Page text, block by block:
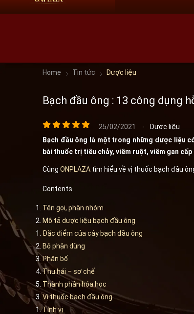
Home Tin tức Dược liệu
Bạch đầu ông : 13 công dụng
25/02/2021 -
Dược liệu
Bạch đầu ông là một trong những dược liệu
bài thuốc trị tiêu chảy, viêm ruột, viêm gan
Cùng ONPLAZA tìm hiểu về vị thuốc bạch đầu
Contents
Tên gọi, phân nhóm
Mô tả dược liệu bạch đầu ông
Đặc điểm của cây bạch đầu ông
Bộ phận dùng
Phân bố
Thu hái – sơ chế
Thành phần hóa học
Vị thuốc bạch đầu ông
Tính vị